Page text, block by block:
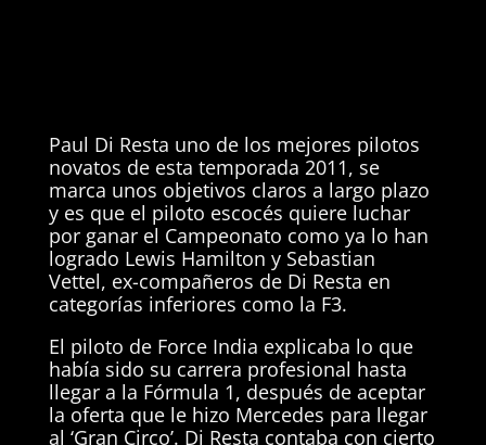
Paul Di Resta uno de los mejores pilotos
novatos de esta temporada 2011, se
marca unos objetivos claros a largo plazo
y es que el piloto escocés quiere luchar
por ganar el Campeonato como ya lo han
logrado Lewis Hamilton y Sebastian
Vettel, ex-compañeros de Di Resta en
categorías inferiores como la F3.
El piloto de Force India explicaba lo que
había sido su carrera profesional hasta
llegar a la Fórmula 1, después de aceptar
la oferta que le hizo Mercedes para llegar
al ‘Gran Circo’. Di Resta contaba con cierto